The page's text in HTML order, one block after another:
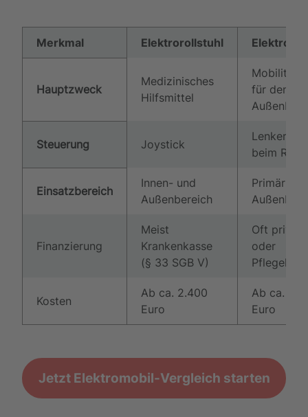
Merkmal Elektrorollstuhl
Hauptzweck
Medizinisches
Hilfsmittel
für den
Steuerung Joystick
Lenker
beim
Einsatzbereich
Innen- und
Außenbereich
Primär
Finanzierung
Meist
Krankenkasse
(§ 33 SGB V)
Oft privat
oder
Kosten
Ab ca. 2.400
Euro
Ab ca.
Euro
Jetzt Elektromobil-Vergleich starten